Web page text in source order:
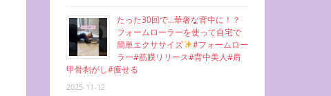
たった30回で…華奢な背中に！？
フォームローラーを使って自宅で
簡単エクササイズ
#フォームロー
ラー#筋膜リリース#背中美人#肩
甲骨剥がし#痩せる
2025-11-12